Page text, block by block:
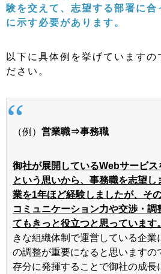
験を交えて、志望する部署に合
に示す必要があります。
以下に具体例を挙げていますの
ださい。
（例） 営業職⇒事務職
御社が展開しているWebサービ
という思いから、事務職を志望
業を1年ほど経験しましたが、そ
コミュニケーション力や交渉・
てもきっと役立つと思っています。
きな組織体制で運営している企業
の調整が重要になると思いますの
存分に発揮することで御社の成長